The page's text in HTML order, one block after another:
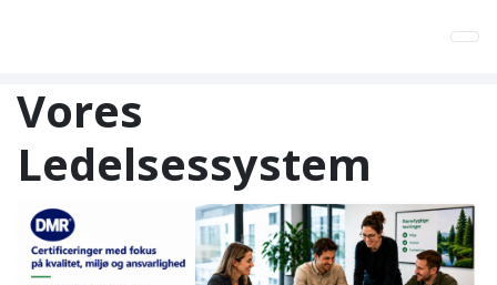
Vores
Ledelsessystem